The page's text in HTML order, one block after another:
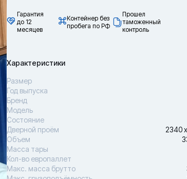
Гарантия
до 12
месяцев
Контейнер без
пробега по РФ
Прошел
таможенный
контроль
Характеристики
Размер
Год выпуска
Бренд
Модель
Состояние
Дверной проём
2340
Объем
Масса тары
Кол-во европаллет
Макс. масса брутто